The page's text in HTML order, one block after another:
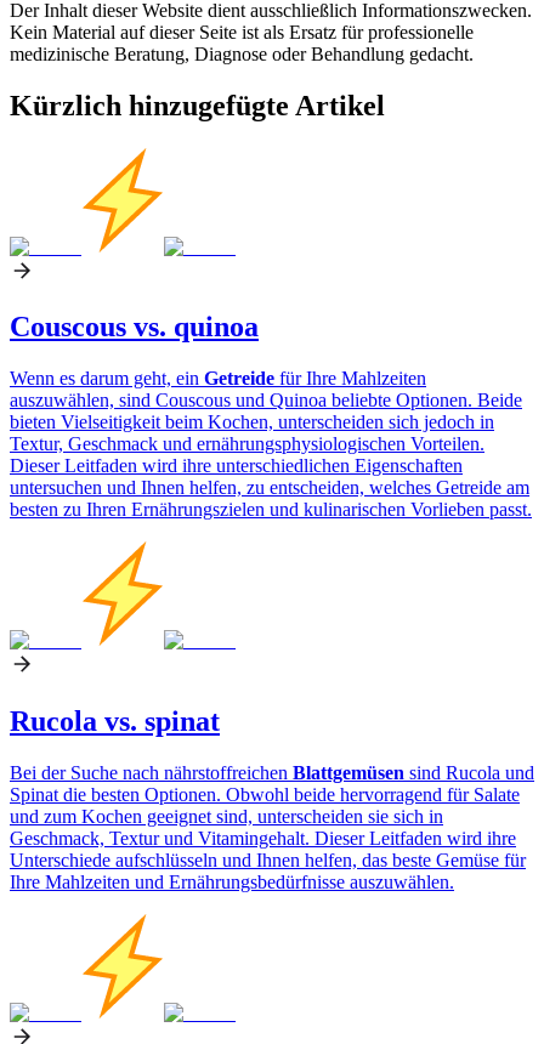
Der Inhalt dieser Website dient ausschließlich Informationszwecken.
Kein Material auf dieser Seite ist als Ersatz für professionelle
medizinische Beratung, Diagnose oder Behandlung gedacht.
Kürzlich hinzugefügte Artikel
Couscous vs. quinoa
Wenn es darum geht, ein Getreide für Ihre Mahlzeiten
auszuwählen, sind Couscous und Quinoa beliebte Optionen. Beide
bieten Vielseitigkeit beim Kochen, unterscheiden sich jedoch in
Textur, Geschmack und ernährungsphysiologischen Vorteilen.
Dieser Leitfaden wird ihre unterschiedlichen Eigenschaften
untersuchen und Ihnen helfen, zu entscheiden, welches Getreide am
besten zu Ihren Ernährungszielen und kulinarischen Vorlieben passt.
Rucola vs. spinat
Bei der Suche nach nährstoffreichen Blattgemüsen sind Rucola und
Spinat die besten Optionen. Obwohl beide hervorragend für Salate
und zum Kochen geeignet sind, unterscheiden sie sich in
Geschmack, Textur und Vitamingehalt. Dieser Leitfaden wird ihre
Unterschiede aufschlüsseln und Ihnen helfen, das beste Gemüse für
Ihre Mahlzeiten und Ernährungsbedürfnisse auszuwählen.